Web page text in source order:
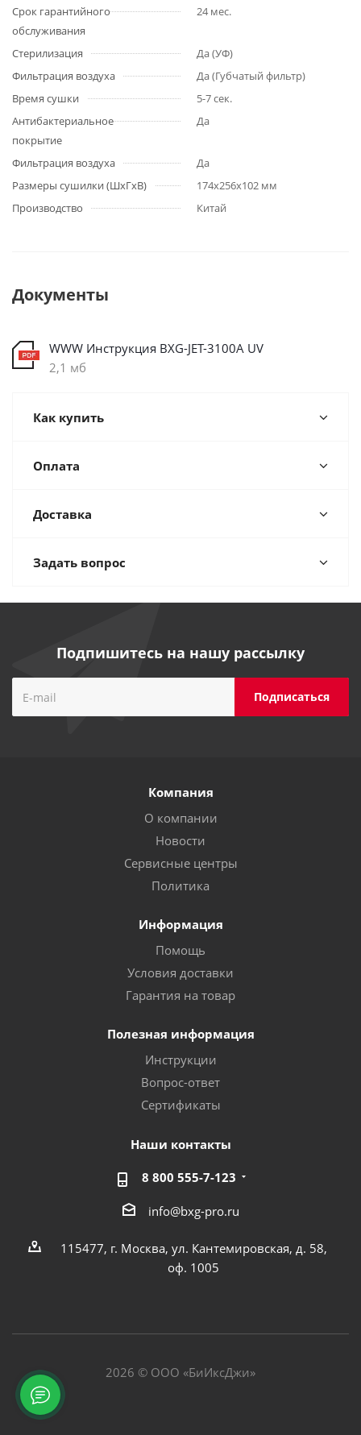
Срок гарантийного
обслуживания
24 мес.
Стерилизация
Да (УФ)
Фильтрация воздуха
Да (Губчатый фильтр)
Время сушки
5-7 сек.
Антибактериальное
покрытие
Да
Фильтрация воздуха
Да
Размеры сушилки (ШхГхВ)
174х256х102 мм
Производство
Китай
Документы
WWW Инструкция BXG-JET-3100A UV
2,1 мб
Как купить
Оплата
Доставка
Задать вопрос
Подпишитесь на нашу рассылку
Компания
О компании
Новости
Сервисные центры
Политика
Информация
Помощь
Условия доставки
Гарантия на товар
Полезная информация
Инструкции
Вопрос-ответ
Сертификаты
Наши контакты
8 800 555-7-123
info@bxg-pro.ru
115477, г. Москва, ул. Кантемировская, д. 58,
оф. 1005
2026 © ООО «БиИксДжи»